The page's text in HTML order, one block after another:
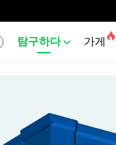
탐구하다  가게 